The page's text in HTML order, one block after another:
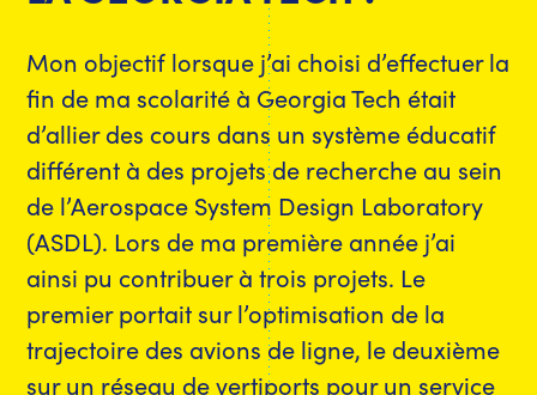
Mon objectif lorsque j’ai choisi d’effectuer la
fin de ma scolarité à Georgia Tech était
d’allier des cours dans un système éducatif
différent à des projets de recherche au sein
de l’Aerospace System Design Laboratory
(ASDL). Lors de ma première année j’ai
ainsi pu contribuer à trois projets. Le
premier portait sur l’optimisation de la
trajectoire des avions de ligne, le deuxième
sur un réseau de vertiports pour un service